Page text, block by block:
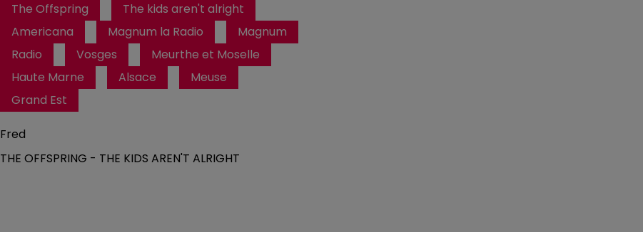
The Offspring
The kids aren't alright
Americana
Magnum la Radio
Magnum
Radio
Vosges
Meurthe et Moselle
Haute Marne
Alsace
Meuse
Grand Est
Fred
THE OFFSPRING - THE KIDS AREN'T ALRIGHT